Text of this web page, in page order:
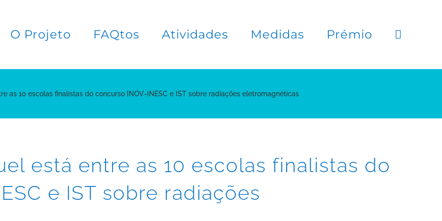
O Projeto FAQtos Atividades Medidas Prémio
as 10 escolas finalistas do concurso INOV-INESC e IST sobre radiações eletromagnéticas
está entre as 10 escolas finalistas do
e IST sobre radiações